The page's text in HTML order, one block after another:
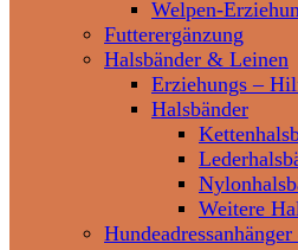
Welpen-
Futterergänzung
Halsbänder & Leinen
Erziehungs –
Halsbänder
Weitere